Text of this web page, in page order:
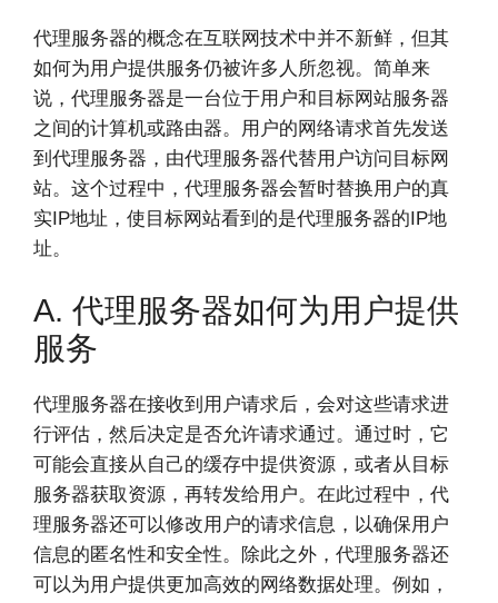
代理服务器的概念在互联网技术中并不新鲜，但其
如何为用户提供服务仍被许多人所忽视。简单来
说，代理服务器是一台位于用户和目标网站服务器
之间的计算机或路由器。用户的网络请求首先发送
到代理服务器，由代理服务器代替用户访问目标网
站。这个过程中，代理服务器会暂时替换用户的真
实IP地址，使目标网站看到的是代理服务器的IP地
址。
A. 代理服务器如何为用户提供
服务
代理服务器在接收到用户请求后，会对这些请求进
行评估，然后决定是否允许请求通过。通过时，它
可能会直接从自己的缓存中提供资源，或者从目标
服务器获取资源，再转发给用户。在此过程中，代
理服务器还可以修改用户的请求信息，以确保用户
信息的匿名性和安全性。除此之外，代理服务器还
可以为用户提供更加高效的网络数据处理。例如，